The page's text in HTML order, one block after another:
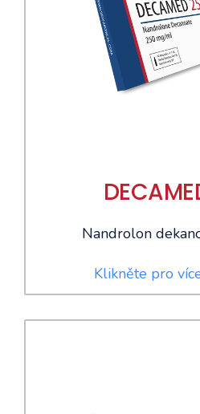
Nandrolon
Klikněte pro